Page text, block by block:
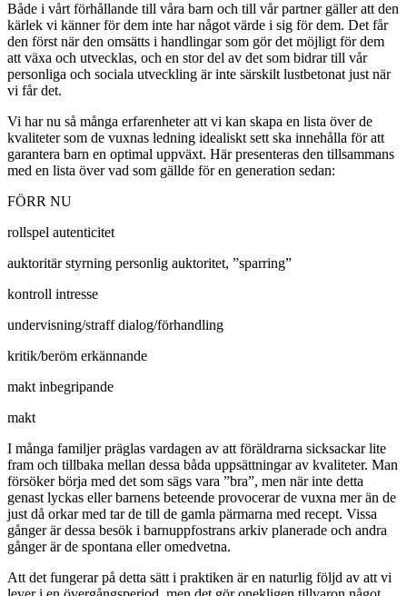
Både i vårt förhållande till våra barn och till vår partner gäller att den
kärlek vi känner för dem inte har något värde i sig för dem. Det får
den först när den omsätts i handlingar som gör det möjligt för dem
att växa och utvecklas, och en stor del av det som bidrar till vår
personliga och sociala utveckling är inte särskilt lustbetonat just när
vi får det.
Vi har nu så många erfarenheter att vi kan skapa en lista över de
kvaliteter som de vuxnas ledning idealiskt sett ska innehålla för att
garantera barn en optimal uppväxt. Här presenteras den tillsammans
med en lista över vad som gällde för en generation sedan:
FÖRR NU
rollspel autenticitet
auktoritär styrning personlig auktoritet, ”sparring”
kontroll intresse
undervisning/straff dialog/förhandling
kritik/beröm erkännande
makt inbegripande
makt
I många familjer präglas vardagen av att föräldrarna sicksackar lite
fram och tillbaka mellan dessa båda uppsättningar av kvaliteter. Man
försöker börja med det som sägs vara ”bra”, men när inte detta
genast lyckas eller barnens beteende provocerar de vuxna mer än de
just då orkar med tar de till de gamla pärmarna med recept. Vissa
gånger är dessa besök i barnuppfostrans arkiv planerade och andra
gånger är de spontana eller omedvetna.
Att det fungerar på detta sätt i praktiken är en naturlig följd av att vi